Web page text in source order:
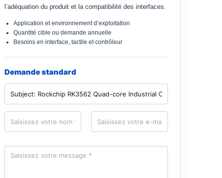
l’adéquation du produit et la compatibilité des interfaces.
Application et environnement d’exploitation
Quantité cible ou demande annuelle
Besoins en interface, tactile et contrôleur
Demande standard
P
o
d
N
m
E
m
i
l
M